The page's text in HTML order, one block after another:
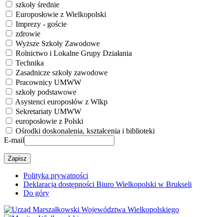
szkoły średnie
Europosłowie z Wielkopolski
Imprezy - goście
zdrowie
Wyższe Szkoły Zawodowe
Rolnictwo i Lokalne Grupy Działania
Technika
Zasadnicze szkoły zawodowe
Pracownicy UMWW
szkoły podstawowe
Asystenci europosłów z Wlkp
Sekretariaty UMWW
europosłowie z Polski
Ośrodki doskonalenia, kształcenia i biblioteki
E-mail
Polityka prywatności
Deklaracja dostępności Biuro Wielkopolski w Brukseli
Do góry